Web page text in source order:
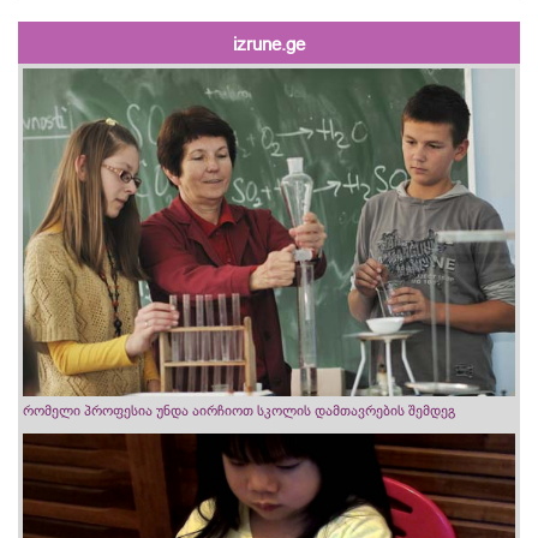
izrune.ge
რომელი პროფესია უნდა აირჩიოთ სკოლის დამთავრების შემდეგ